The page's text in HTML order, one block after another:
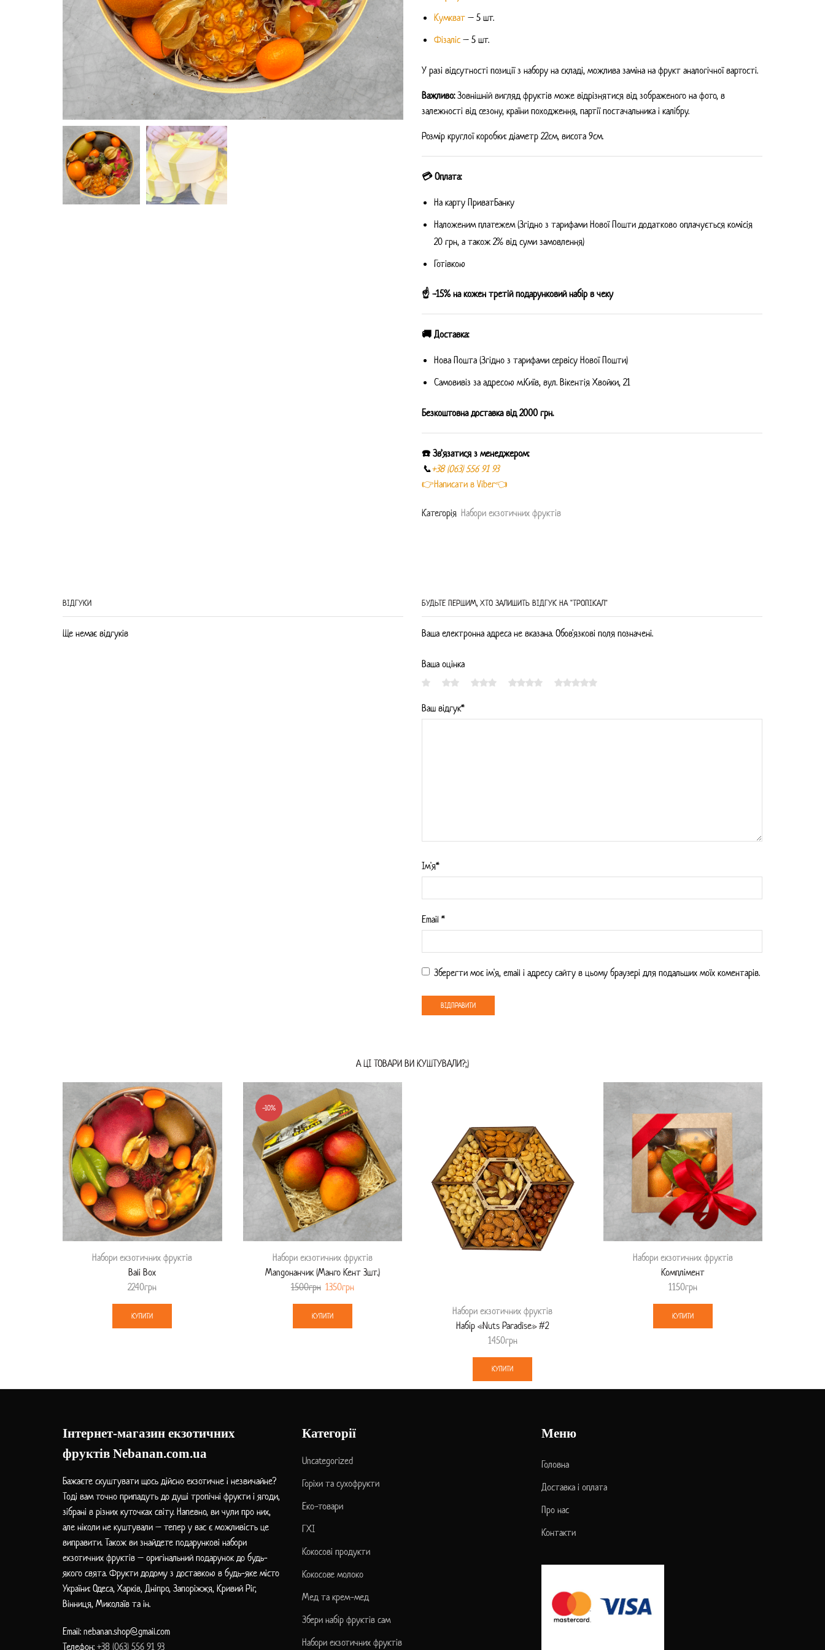
Кумкват– 5 шт.
Фізаліс– 5 шт.
У разі відсутності позиції з набору на складі, можлива заміна на фрукт аналогічної вартості.
Важливо:Зовнішній вигляд фруктів може відрізнятися від зображеного на фото, в
залежності від сезону, країни походження, партії постачальника і калібру.
Розмір круглої коробки: діаметр 22см, висота 9см.
💳 Оплата:
На карту ПриватБанку
Наложеним платежем (Згідно з тарифами Нової Пошти додатково оплачується комісія
20 грн, а також 2% від суми замовлення)
Готівкою
☝️ -15% на кожен третій подарунковий набір в чеку
🚚 Доставка:
Нова Пошта (Згідно з тарифами сервісу Нової Пошти)
Самовивіз за адресою м.Київ, вул. Вікентія Хвойки, 21
Безкоштовна доставка від 2000 грн.
☎️ Зв’язатися з менеджером:
📞+38 (063) 556 91 93
👉Написати в Viber👈
Категорiя Набори екзотичних фруктів
ВIДГУКИ
Ще немає відгуків
БУДЬТЕ ПЕРШИМ, ХТО ЗАЛИШИТЬ ВIДГУК НА "ТРОПІКАЛ"
Ваша електронна адреса не вказана. Обов'язкові поля позначені.
Ваша оцінка
Ваш відгук*
Iм'я*
Email *
Зберегти моє ім'я, email і адресу сайту в цьому браузері для подальших моїх коментарів.
А ЦI ТОВАРИ ВИ КУШТУВАЛИ?;)
Набори екзотичних фруктів
Bali Box
2240грн
КУПИТИ
-10%
Набори екзотичних фруктів
Mangoнанчик (Манго Кент 3шт.)
1500грн 1350грн
КУПИТИ
Набори екзотичних фруктів
Набір «Nuts Paradise» #2
1450грн
КУПИТИ
Набори екзотичних фруктів
Комплімент
1150грн
КУПИТИ
Інтернет-магазин екзотичних
фруктів Nebanan.com.ua
Бажаєте скуштувати щось дійсно екзотичне і незвичайне?
Тоді вам точно припадуть до душі тропічні фрукти і ягоди,
зібрані в різних куточках світу. Напевно, ви чули про них,
але ніколи не куштували – тепер у вас є можливість це
виправити. Також ви знайдете подарункові набори
екзотичних фруктів – оригінальний подарунок до будь-
якого свята. Фрукти додому з доставкою в будь-яке місто
України: Одеса, Харків, Дніпро, Запоріжжя, Кривий Ріг,
Вінниця, Миколаїв та ін.
Email: nebanan.shop@gmail.com
Телефон:+38 (063) 556 91 93
Категорії
Uncategorized
Горіхи та сухофрукти
Еко-товари
ГХІ
Кокосові продукти
Кокосове молоко
Мед та крем-мед
Збери набір фруктів сам
Набори екзотичних фруктів
Меню
Головна
Доставка і оплата
Про нас
Контакти